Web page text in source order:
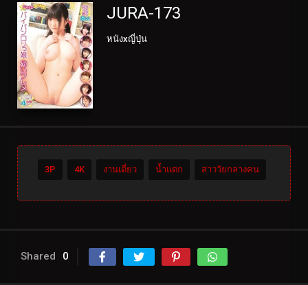
JURA-173
หนังxญี่ปุ่น
3P 4K งานเดี่ยว น้ำแตก สาววัยกลางคน
Shared 0